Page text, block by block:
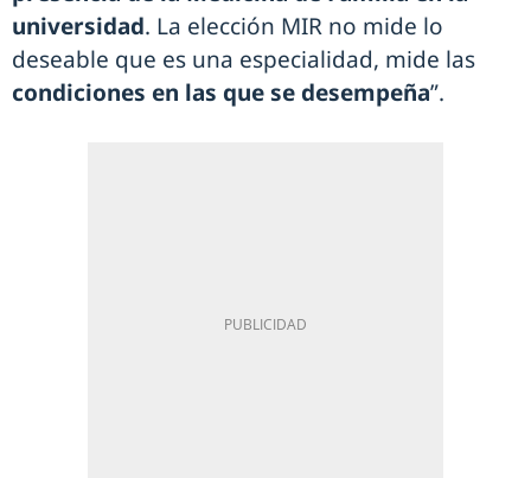
universidad. La elección MIR no mide lo
deseable que es una especialidad, mide las
condiciones en las que se desempeña”.